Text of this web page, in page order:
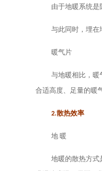
由于地暖系统
与此同时，埋在
暖气片
与地暖相比，暖
合适高度、足量的暖
2.散热效率
地 暖
地暖的散热方式